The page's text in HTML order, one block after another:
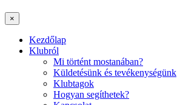
×
Kezdőlap
Klubról
Mi történt mostanában?
Küldetésünk és tevékenységünk
Klubtagok
Hogyan segíthetek?